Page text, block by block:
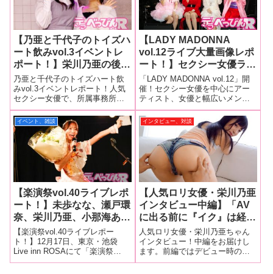
【乃亜と千代子のトイズハ
ート飲みvol.3イベントレ
ポート！】栄川乃亜の後輩
女優・南條彩を迎え、熱い
女子会トークが繰り広げら
れる！ 親密な空間で性癖
話や裏話が炸裂し、ファン
必見の内容が展開！
乃亜と千代子のトイズハート飲
みvol.3イベントレポート！人気
セクシー女優で、所属事務所の
取締役でもある栄川乃亜ちゃ
ん、売れっ子ライターのもちづ
き千代子さん、そしてアダルト
グッズ大手メーカーのトイズハ
ートがタッグを組んだイベント
「栄川乃亜と
【LADY MADONNA
vol.12ライブ大量画像レポ
ート！】セクシー女優ライ
ブの頂点・LADY
MADONNAライブが盛大
に開催！ 白石茉莉奈、枢
木あおい、栄川乃亜、妃月
るい、浅井心晴、神咲詩
織、並木塔子、大和姫呂未
が一曲入魂のライブで完全
燃焼！
「LADY MADONNA vol.12」開
催！セクシー女優を中心にアー
ティスト、女優と幅広いメンバ
ーが出演するライブ「LADY
MADONNA vol.12」が3月18日、
東京・青山RizMで行われ大成功
を収めました。ライブの模様を
収めた
イベント、雑談
【楽演祭vol.40ライブレポ
ート！】未歩なな、瀬戸環
奈、栄川乃亜、小那海あ
や、木下凛々子、琥珀や
や、詩奈キキ、中山ふみ
か、浜辺やよいの超豪華メ
ンバーが出演！ 未歩なな
【楽演祭vol.40ライブレポー
ト！】12月17日、東京・池袋
Live inn ROSAにて「楽演祭
vol.40～ありがとう2 &一足早い
インタビュー、対談
【人気ロリ女優・栄川乃亜
インタビュー中編】「AV
に出る前に『イク』は経験
してるけどデビュー作の時
点と最新作を比べるともっ
と感度が上がってるんです
よね」「中に出されるのは
人気ロリ女優・栄川乃亜ちゃん
インタビュー！中編をお届けし
ます。前編ではデビュー時のこ
とを中心にお聞きしましたが、